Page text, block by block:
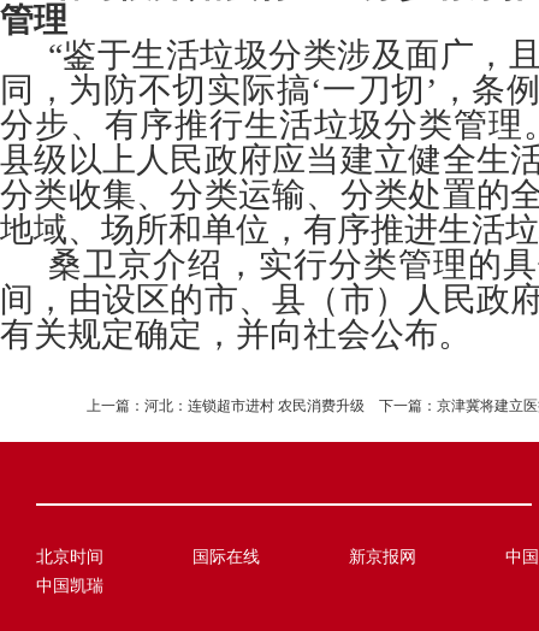
管理
“鉴于生活垃圾分类涉及面广，
同，为防不切实际搞‘一刀切’，条
分步、有序推行生活垃圾分类管理
县级以上人民政府应当建立健全生
分类收集、分类运输、分类处置的
地域、场所和单位，有序推进生活
桑卫京介绍，实行分类管理的
间，由设区的市、县（市）人民政
有关规定确定，并向社会公布。
上一篇： 河北：连锁超市进村 农民消费升级 下一篇： 京津冀将建立
北京时间 国际在线 新京报网
中
中国凯瑞